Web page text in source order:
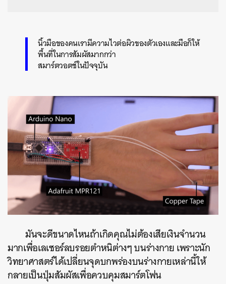
นิ้วมือของคนเรามีความไวต่อผิวของตัวเองและมือก็ให้
พื้นที่ในการสัมผัสมากกว่า
สมาร์ตวอตช์ในปัจจุบัน
มันจะดีขนาดไหนถ้าเกิดคุณไม่ต้องเสียเงินจำนวน
มากเพื่อเลเซอร์ลบรอยตำหนิต่างๆ บนร่างกาย เพราะนัก
วิทยาศาสตร์ได้เปลี่ยนจุดบกพร่องบนร่างกายเหล่านี้ให้
กลายเป็นปุ่มสัมผัสเพื่อควบคุมสมาร์ตโฟน